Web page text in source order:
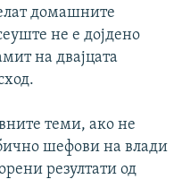
домашните
не е дојдено
на двајцата
теми, ако не
шефови на влади
резултати од